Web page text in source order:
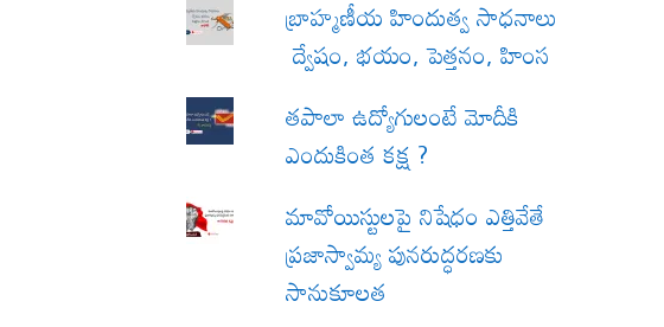
బ్రాహ్మణీయ హిందుత్వ సాధనాలు
ద్వేషం, భయం, పెత్తనం, హింస
త‌పాలా ఉద్యోగులంటే మోదీకి
ఎందుకింత కక్ష ?
మావోయిస్టులపై నిషేధం ఎత్తివేతే
ప్రజాస్వామ్య పునరుద్ధరణకు
సానుకూలత